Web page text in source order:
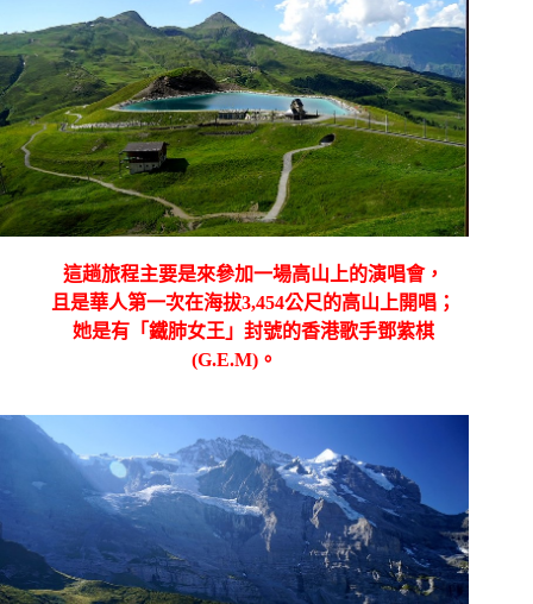
這趟旅程主要是來參加一場高山上的演唱會，
且是華人第一次在海拔3,454公尺的高山上開唱；
她是有「鐵肺女王」封號的香港歌手鄧紫棋
(G.E.M) 。